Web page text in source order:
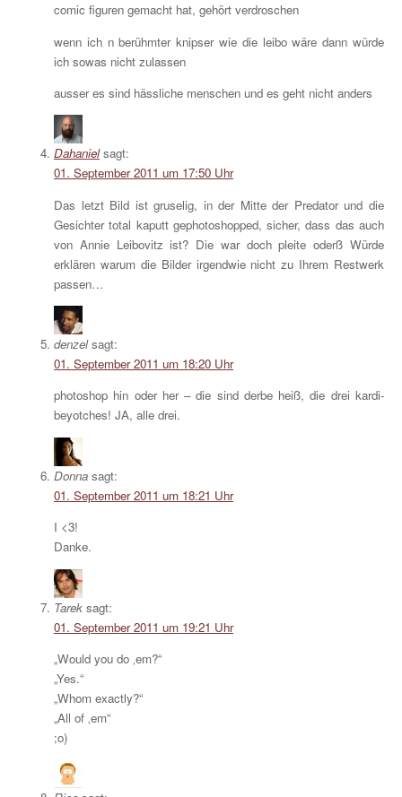
comic figuren gemacht hat, gehört verdroschen
wenn ich n berühmter knipser wie die leibo wäre dann würde
ich sowas nicht zulassen
ausser es sind hässliche menschen und es geht nicht anders
Dahaniel sagt:
01. September 2011 um 17:50 Uhr
Das letzt Bild ist gruselig, in der Mitte der Predator und die
Gesichter total kaputt gephotoshopped, sicher, dass das auch
von Annie Leibovitz ist? Die war doch pleite oderß Würde
erklären warum die Bilder irgendwie nicht zu Ihrem Restwerk
passen…
denzel sagt:
01. September 2011 um 18:20 Uhr
photoshop hin oder her – die sind derbe heiß, die drei kardi-
beyotches! JA, alle drei.
Donna sagt:
01. September 2011 um 18:21 Uhr
I <3!
Danke.
Tarek sagt:
01. September 2011 um 19:21 Uhr
„Would you do ‚em?“
„Yes.“
„Whom exactly?“
„All of ‚em“
;o)